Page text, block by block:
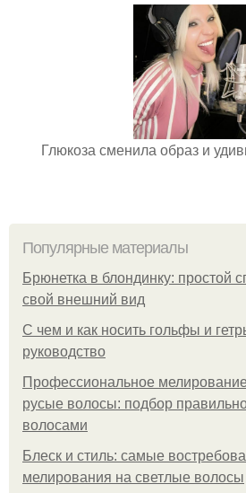
Глюкоза сменила образ и
Популярные материалы
Брюнетка в блондинку: простой
свой внешний вид
С чем и как носить гольфы и
руководство
Профессиональное
русые волосы: подбор
волосами
Блеск и стиль: самые
мелирования на светлые волосы